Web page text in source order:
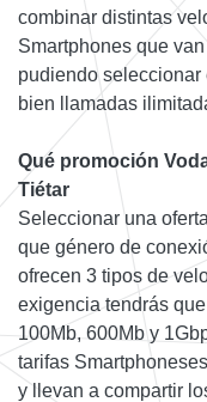
combinar distintas
Smartphones que
pudiendo seleccionar
bien llamadas
Qué promoción
Tiétar
Seleccionar una
que género de
ofrecen 3 tipos de
exigencia tendrás
100Mb, 600Mb y
tarifas
y llevan a compartir